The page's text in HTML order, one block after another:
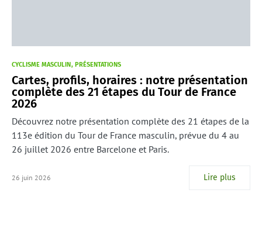
CYCLISME MASCULIN PRÉSENTATIONS
Cartes, profils, horaires : notre présentation
complète des 21 étapes du Tour de France
2026
Découvrez notre présentation complète des 21 étapes de la
113e édition du Tour de France masculin, prévue du 4 au
26 juillet 2026 entre Barcelone et Paris.
26 juin 2026 Lire plus